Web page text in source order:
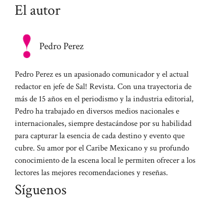
El autor
Pedro Perez
Pedro Perez es un apasionado comunicador y el actual
redactor en jefe de Sal! Revista. Con una trayectoria de
más de 15 años en el periodismo y la industria editorial,
Pedro ha trabajado en diversos medios nacionales e
internacionales, siempre destacándose por su habilidad
para capturar la esencia de cada destino y evento que
cubre. Su amor por el Caribe Mexicano y su profundo
conocimiento de la escena local le permiten ofrecer a los
lectores las mejores recomendaciones y reseñas.
Síguenos